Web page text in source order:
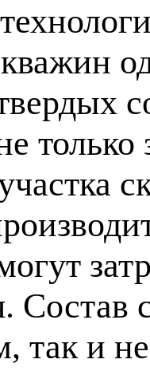
Состав
так и